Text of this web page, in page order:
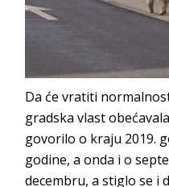
Da će vratiti
gradska vlast
govorilo o kraju 2019.
godine, a onda i o
decembru, a stiglo se i